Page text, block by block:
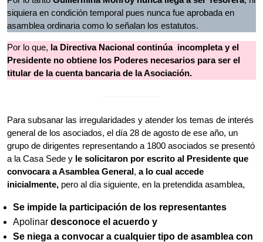
siquiera en condición temporal pues nunca fue aprobada en
asamblea ordinaria como lo señalan los estatutos.
Por lo que, la Directiva Nacional continúa incompleta y el
Presidente no obtiene los Poderes necesarios para ser el
titular de la cuenta bancaria de la Asociación.
Para subsanar las irregularidades y atender los temas de interés
general de los asociados, el día 28 de agosto de ese año, un
grupo de dirigentes representando a 1800 asociados se presentó
a la Casa Sede y le solicitaron por escrito al Presidente que
convocara a Asamblea General, a lo cual accede
inicialmente, pero al día siguiente, en la pretendida asamblea,
Se impide la participación de los representantes
Apolinar desconoce el acuerdo y
Se niega a convocar a cualquier tipo de asamblea con